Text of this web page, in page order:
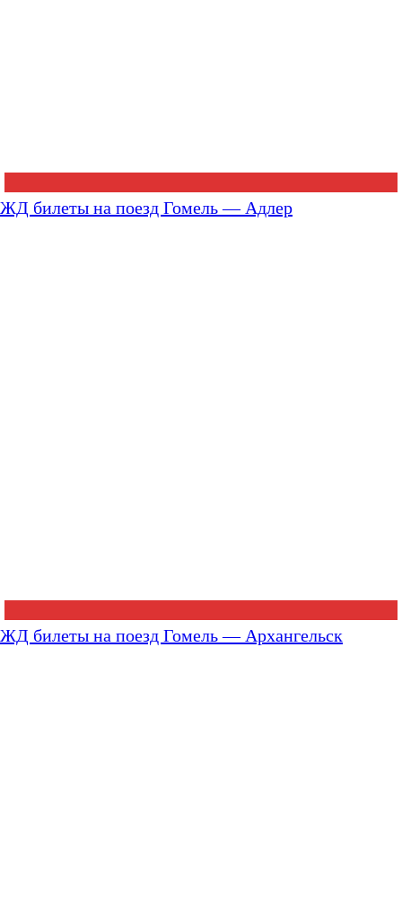
ЖД билеты на поезд Гомель — Адлер
ЖД билеты на поезд Гомель — Архангельск